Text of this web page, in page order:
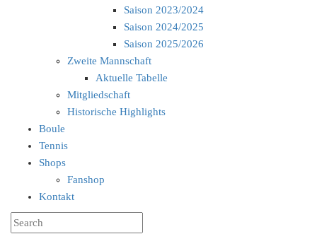
Saison 2023/2024
Saison 2024/2025
Saison 2025/2026
Zweite Mannschaft
Aktuelle Tabelle
Mitgliedschaft
Historische Highlights
Boule
Tennis
Shops
Fanshop
Kontakt